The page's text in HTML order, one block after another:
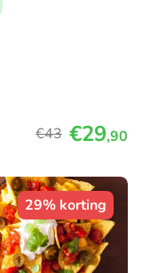
€43 €29,90
29% korting